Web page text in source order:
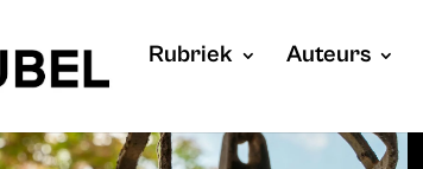
Rubriek Auteurs